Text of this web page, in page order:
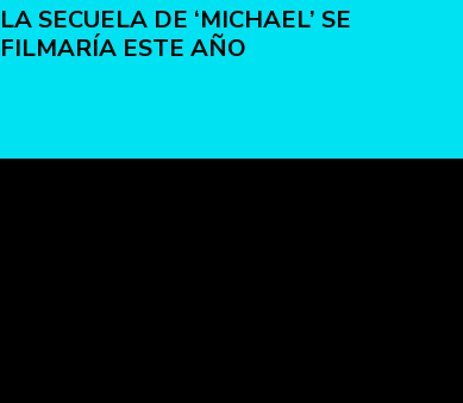
LA SECUELA DE ‘MICHAEL’ SE
FILMARÍA ESTE AÑO